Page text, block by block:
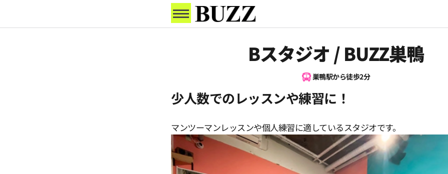
Bスタジオ / BUZZ巣鴨
巣鴨駅から徒歩2分
少人数でのレッスンや練習に！
マンツーマンレッスンや個人練習に適しているスタジオです。